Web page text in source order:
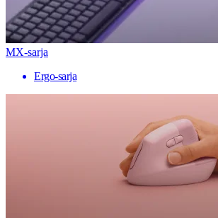
MX-sarja
Ergo-sarja